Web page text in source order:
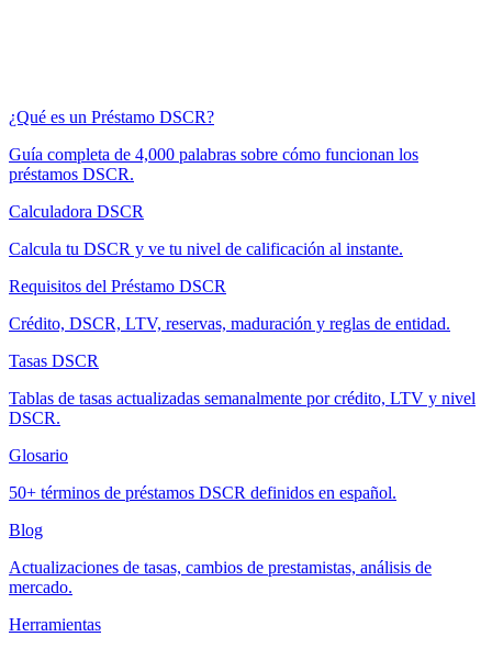
¿Qué es un Préstamo DSCR?
Guía completa de 4,000 palabras sobre cómo funcionan los
préstamos DSCR.
Calculadora DSCR
Calcula tu DSCR y ve tu nivel de calificación al instante.
Requisitos del Préstamo DSCR
Crédito, DSCR, LTV, reservas, maduración y reglas de entidad.
Tasas DSCR
Tablas de tasas actualizadas semanalmente por crédito, LTV y nivel
DSCR.
Glosario
50+ términos de préstamos DSCR definidos en español.
Blog
Actualizaciones de tasas, cambios de prestamistas, análisis de
mercado.
Herramientas